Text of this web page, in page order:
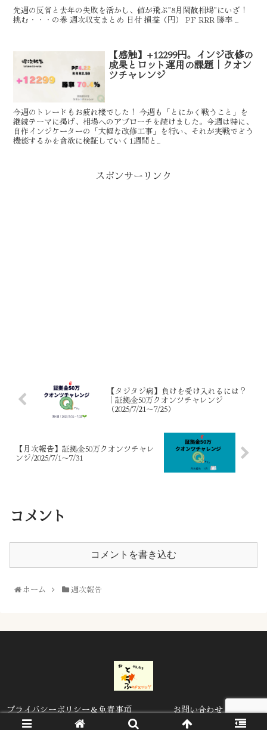
先週の反省と去年の失敗を活かし、値が飛ぶ”8月閑散相場”にいざ！
挑む・・・の巻 週次収支まとめ 日付 損益（円） PF RRR 勝率 ...
【感触】+12299円。インジ改修の
成果とロット運用の課題｜クオン
ツチャレンジ
今週のトレードもお疲れ様でした！ 今週も「とにかく戦うこと」を
継続テーマに掲げ、相場へのアプローチを続けました。今週は特に、
自作インジケーターの「大幅な改修工事」を行い、それが実戦でどう
機能するかを貪欲に検証していく1週間と...
スポンサーリンク
【タジタジ病】負けを受け入れるには？
｜証拠金50万クオンツチャレンジ
（2025/7/21〜7/25）
【月次報告】証拠金50万クオンツチャレ
ンジ/2025/7/1～7/31
コメント
コメントを書き込む
ホーム 週次報告
プライバシーポリシー＆免責事項
お問い合わせ